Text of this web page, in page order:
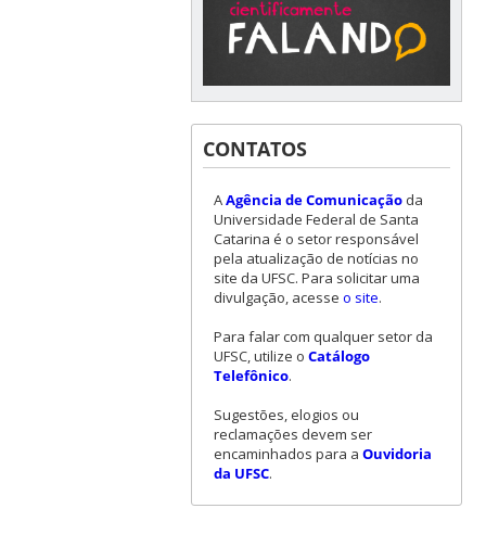
CONTATOS
AAgência de Comunicaçãoda
Universidade Federal de Santa
Catarina é o setor responsável
pela atualização de notícias no
site da UFSC. Para solicitar uma
divulgação, acesse o site.
Para falar com qualquer setor da
UFSC, utilize o Catálogo
Telefônico.
Sugestões, elogios ou
reclamações devem ser
encaminhados para a Ouvidoria
da UFSC.